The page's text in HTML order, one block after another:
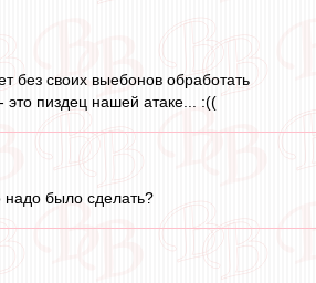
без своих выебонов обработать
это пиздец нашей атаке... :((
надо было сделать?